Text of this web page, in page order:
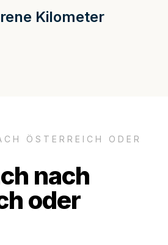
Kilometer
ÖSTERREICH ODER
nach
oder